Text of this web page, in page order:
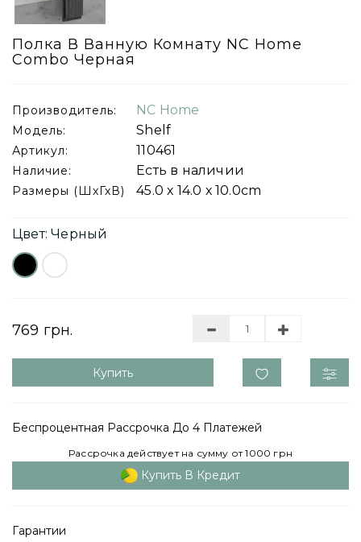
Полка В Ванную Комнату NC Home
Combo Черная
Производитель: NC Home
Модель: Shelf
Артикул: 110461
Наличие: Есть в наличии
Размеры (ШхГхВ) 45.0 х 14.0 х 10.0cm
Цвет: Черный
769 грн.
Купить
Беспроцентная Рассрочка До 4 Платежей
Рассрочка действует на сумму от 1000 грн
Купить В Кредит
Гарантии